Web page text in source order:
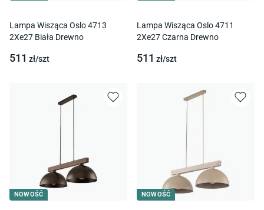
Lampa Wisząca Oslo 4713
2Xe27 Biała Drewno
511 zł/szt
Lampa Wisząca Oslo 4711
2Xe27 Czarna Drewno
511 zł/szt
NOWOŚĆ NOWOŚĆ